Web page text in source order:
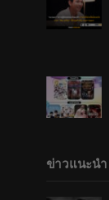
ข่าวแนะนำ